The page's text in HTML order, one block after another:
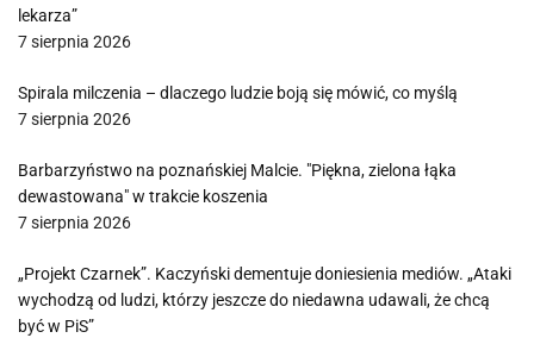
lekarza”
7 sierpnia 2026
Spirala milczenia – dlaczego ludzie boją się mówić, co myślą
7 sierpnia 2026
Barbarzyństwo na poznańskiej Malcie. "Piękna, zielona łąka
dewastowana" w trakcie koszenia
7 sierpnia 2026
„Projekt Czarnek”. Kaczyński dementuje doniesienia mediów. „Ataki
wychodzą od ludzi, którzy jeszcze do niedawna udawali, że chcą
być w PiS”